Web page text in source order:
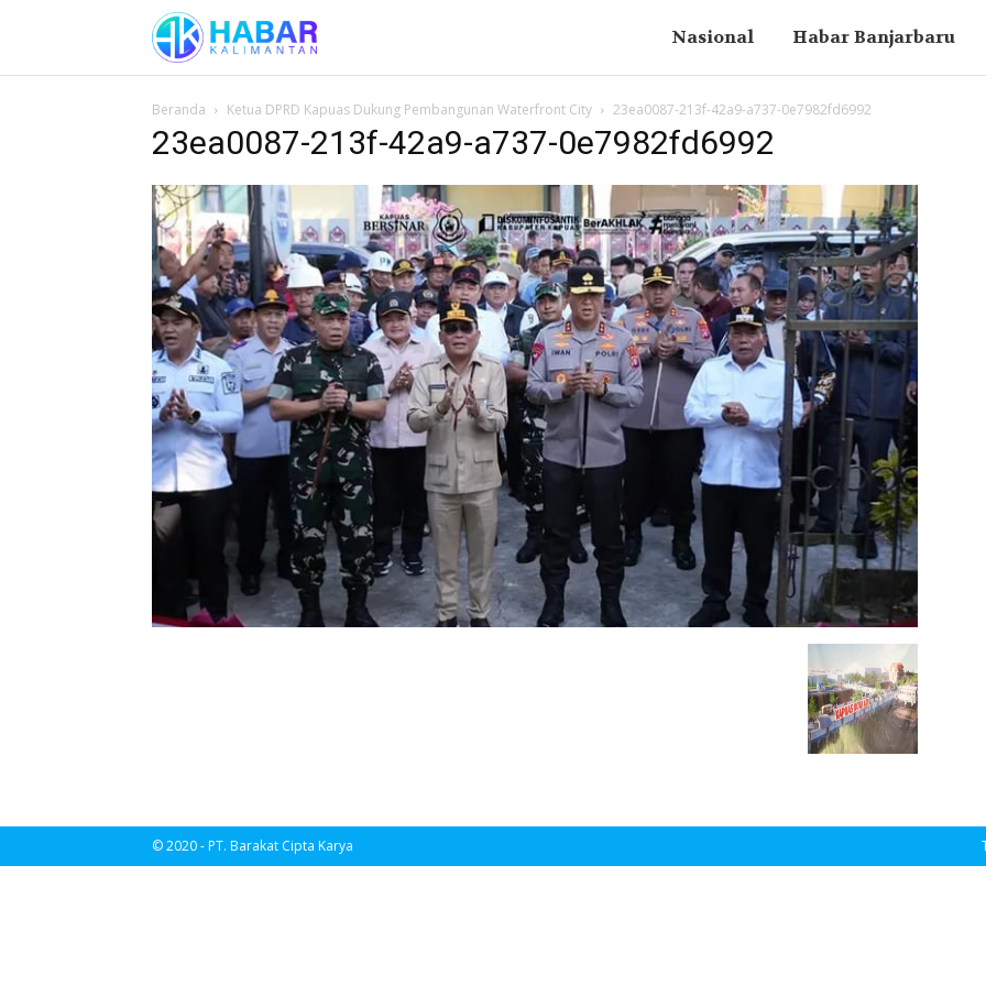
Nasional Habar Banjarbaru
Beranda Ketua DPRD Kapuas Dukung Pembangunan Waterfront City 23ea0087-213f-42a9-a737-0e7982fd6992
23ea0087-213f-42a9-a737-0e7982fd6992
© 2020 - PT. Barakat Cipta Karya